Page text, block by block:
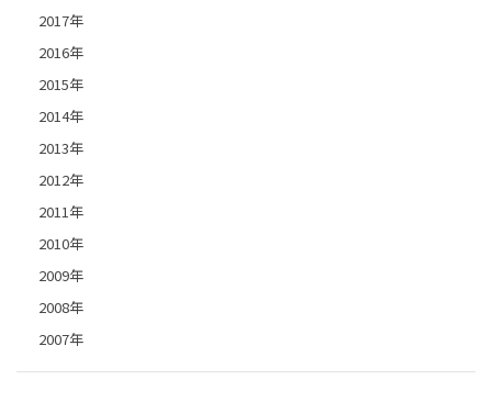
2017年
2016年
2015年
2014年
2013年
2012年
2011年
2010年
2009年
2008年
2007年